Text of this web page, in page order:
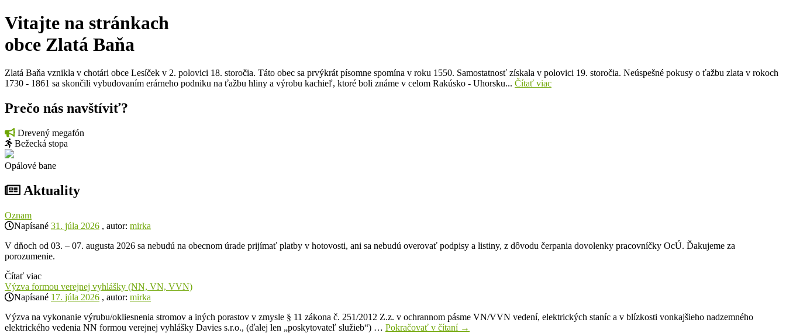
Vitajte na stránkach
obce Zlatá Baňa
Zlatá Baňa vznikla v chotári obce Lesíček v 2. polovici 18. storočia. Táto obec sa prvýkrát písomne spomína v roku 1550. Samostatnosť získala v polovici 19. storočia. Neúspešné pokusy o ťažbu zlata v rokoch
1730 - 1861 sa skončili vybudovaním erárneho podniku na ťažbu hliny a výrobu kachieľ, ktoré boli známe v celom Rakúsko - Uhorsku... Čítať viac
Prečo nás navštíviť?
Drevený megafón
Bežecká stopa
Opálové bane
Aktuality
Oznam
Napísané 31. júla 2026 , autor: mirka
V dňoch od 03. – 07. augusta 2026 sa nebudú na obecnom úrade prijímať platby v hotovosti, ani sa nebudú overovať podpisy a listiny, z dôvodu čerpania dovolenky pracovníčky OcÚ. Ďakujeme za
porozumenie.
Čítať viac
Výzva formou verejnej vyhlášky (NN, VN, VVN)
Napísané 17. júla 2026 , autor: mirka
Výzva na vykonanie výrubu/okliesnenia stromov a iných porastov v zmysle § 11 zákona č. 251/2012 Z.z. v ochrannom pásme VN/VVN vedení, elektrických staníc a v blízkosti vonkajšieho nadzemného
elektrického vedenia NN formou verejnej vyhlášky Davies s.r.o., (ďalej len „poskytovateľ služieb“) … Pokračovať v čítaní →